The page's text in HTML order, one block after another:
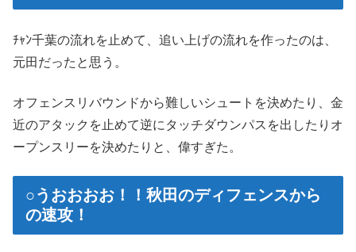
ﾁｬﾝ千葉の流れを止めて、追い上げの流れを作ったのは、
元田だったと思う。
オフェンスリバウンドから難しいシュートを決めたり、金
近のアタックを止めて逆にタッチダウンパスを出したりオ
ープンスリーを決めたりと、偉すぎた。
○うおおおお！！秋田のディフェンスから
の速攻！